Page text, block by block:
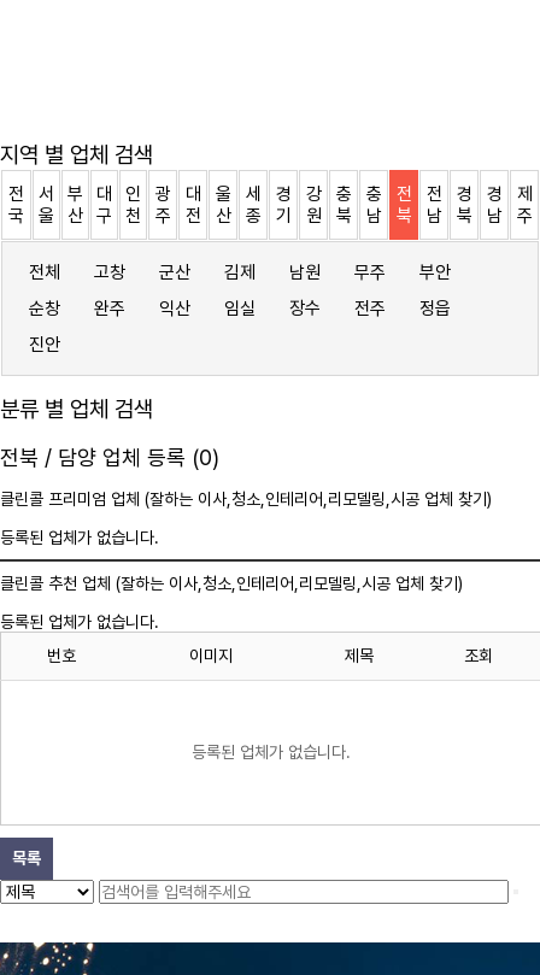
지역 별 업체 검색
전
국
서
울
부
산
대
구
인
천
광
주
대
전
울
산
세
종
경
기
강
원
충
북
충
남
전
북
전
남
경
북
경
남
제
주
전체 고창 군산 김제 남원 무주
부안
순창
완주 익산 임실 장수 전주
정읍
진안
분류 별 업체 검색
전북 / 담양 업체 등록 (0)
클린콜 프리미엄 업체 (잘하는 이사, 청소 ,인테리어,리모델링,시공 업체 찾기)
등록된 업체가 없습니다.
클린콜 추천 업체 (잘하는 이사, 청소 ,인테리어,리모델링,시공 업체 찾기)
등록된 업체가 없습니다.
번호
이미지 제목 조회
등록된 업체가 없습니다.
목록